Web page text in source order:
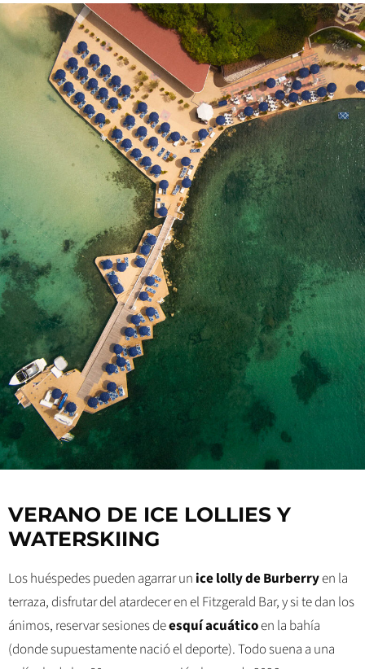
VERANO DE ICE LOLLIES Y
WATERSKIING
Los huéspedes pueden agarrar un ice lolly de Burberryen la
terraza, disfrutar del atardecer en el Fitzgerald Bar, y si te dan los
ánimos, reservar sesiones deesquí acuáticoen la bahía
(donde supuestamente nació el deporte). Todo suena a una